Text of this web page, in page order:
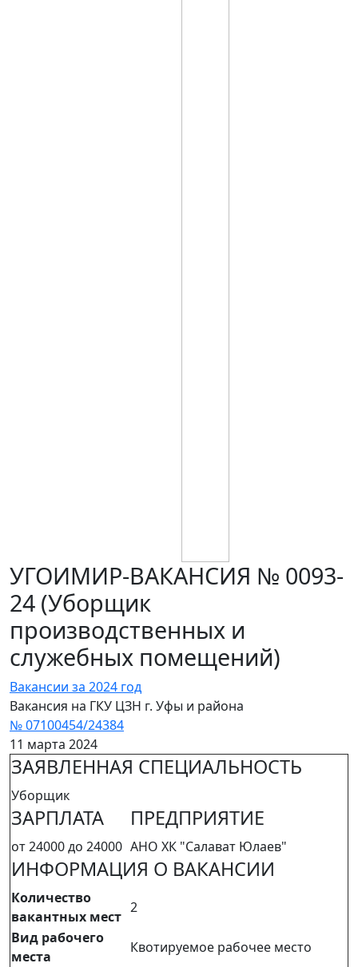
УГОИМИР-ВАКАНСИЯ № 0093-
24 (Уборщик
производственных и
служебных помещений)
Вакансии за 2024 год
Вакансия на ГКУ ЦЗН г. Уфы и района
№ 07100454/24384
11 марта 2024
ЗАЯВЛЕННАЯ СПЕЦИАЛЬНОСТЬ
Уборщик
ЗАРПЛАТА ПРЕДПРИЯТИЕ
от 24000 до 24000 АНО ХК "Салават Юлаев"
ИНФОРМАЦИЯ О ВАКАНСИИ
Количество
вакантных мест
2
Вид рабочего
места
Квотируемое рабочее место